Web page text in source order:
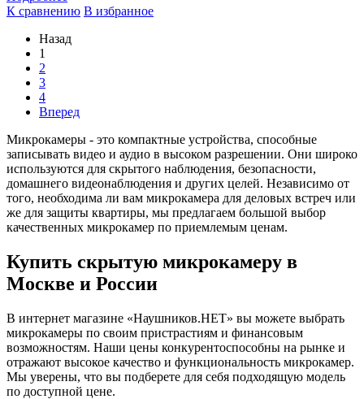
К сравнению В избранное
Назад
1
2
3
4
Вперед
Микрокамеры - это компактные устройства, способные
записывать видео и аудио в высоком разрешении. Они широко
используются для скрытого наблюдения, безопасности,
домашнего видеонаблюдения и других целей. Независимо от
того, необходима ли вам микрокамера для деловых встреч или
же для защиты квартиры, мы предлагаем большой выбор
качественных микрокамер по приемлемым ценам.
Купить скрытую микрокамеру в
Москве и России
В интернет магазине «Наушников.НЕТ» вы можете выбрать
микрокамеры по своим пристрастиям и финансовым
возможностям. Наши цены конкурентоспособны на рынке и
отражают высокое качество и функциональность микрокамер.
Мы уверены, что вы подберете для себя подходящую модель
по доступной цене.